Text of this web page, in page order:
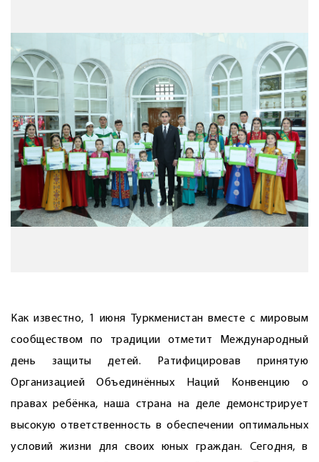
Как известно, 1 июня Туркменистан вместе с мировым
сообществом по традиции отметит Международный
день защиты детей. Ратифицировав принятую
Организацией Объединённых Наций Конвенцию о
правах ребёнка, наша страна на деле демонст­рирует
высокую ответственность в обеспечении оптимальных
условий жизни для своих юных граждан. Сегодня, в